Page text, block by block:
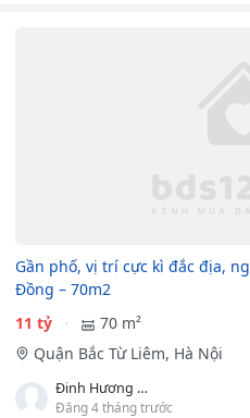
Gần phố, vị trí cực kì đắc địa,
Đồng – 70m2
11 tỷ
70 m²
Quận Bắc Từ Liêm, Hà Nội
Đinh Hương Giang
Đăng 4 tháng trước